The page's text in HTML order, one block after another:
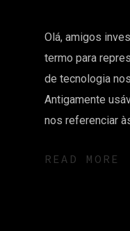
Olá, amigos
termo para
de tecnologia
Antigamente
nos referenciar
READ MORE